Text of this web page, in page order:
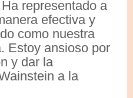
representado a
efectiva y
como nuestra
Estoy ansioso por
y dar la
a la